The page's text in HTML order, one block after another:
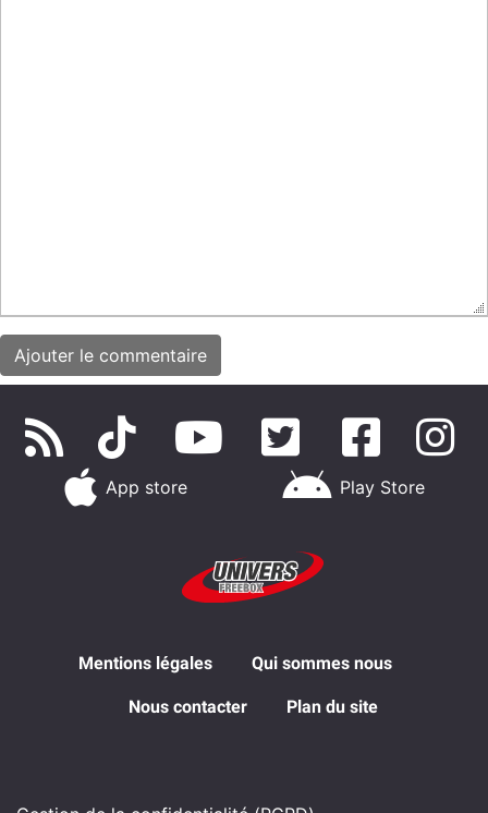
App store Play Store
Mentions légales Qui sommes nous
Nous contacter Plan du site